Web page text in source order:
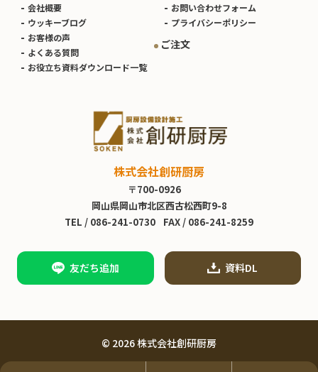
会社概要
ウッキーブログ
お客様の声
よくある質問
お役立ち資料ダウンロード一覧
お問い合わせフォーム
プライバシーポリシー
ご注文
株式会社創研厨房
〒700-0926
岡山県岡山市北区西古松西町9-8
TEL / 086-241-0730 FAX / 086-241-8259
友だち追加 資料DL
© 2026 株式会社創研厨房